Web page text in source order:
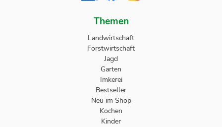
Themen
Landwirtschaft
Forstwirtschaft
Jagd
Garten
Imkerei
Bestseller
Neu im Shop
Kochen
Kinder